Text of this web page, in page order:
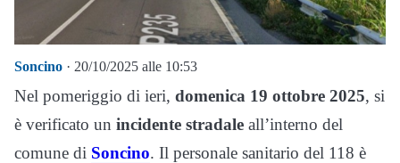
Soncino · 20/10/2025 alle 10:53
Nel pomeriggio di ieri, domenica 19 ottobre 2025, si
è verificato un incidente stradale all’interno del
comune di Soncino. Il personale sanitario del 118 è